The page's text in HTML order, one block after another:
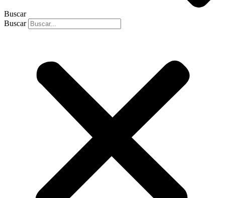
Buscar
Buscar